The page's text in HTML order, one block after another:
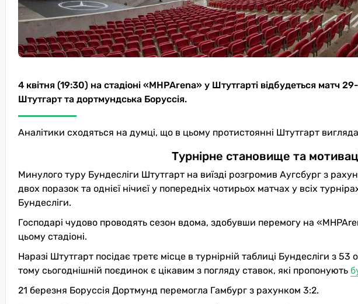
4 квітня (19:30) на стадіоні «MHPArena» у Штутгарті відбудеться матч
Штутгарт та дортмундська Боруссія.
Аналітики сходяться на думці, що в цьому протистоянні Штутгарт
Турнірне становище та
Минулого туру Бундесліги Штутгарт на виїзді розгромив Аугсбург з
двох поразок та однієї нічиєї у попередніх чотирьох матчах у всіх
Бундесліги.
Господарі чудово проводять сезон вдома, здобувши перемогу на
цьому стадіоні.
Наразі Штутгарт посідає третє місце в турнірній таблиці Бундесліги з
тому сьогоднішній поєдинок є цікавим з погляду ставок, які пропонують
21 березня Боруссія Дортмунд перемогла Гамбург з рахунком 3:2.